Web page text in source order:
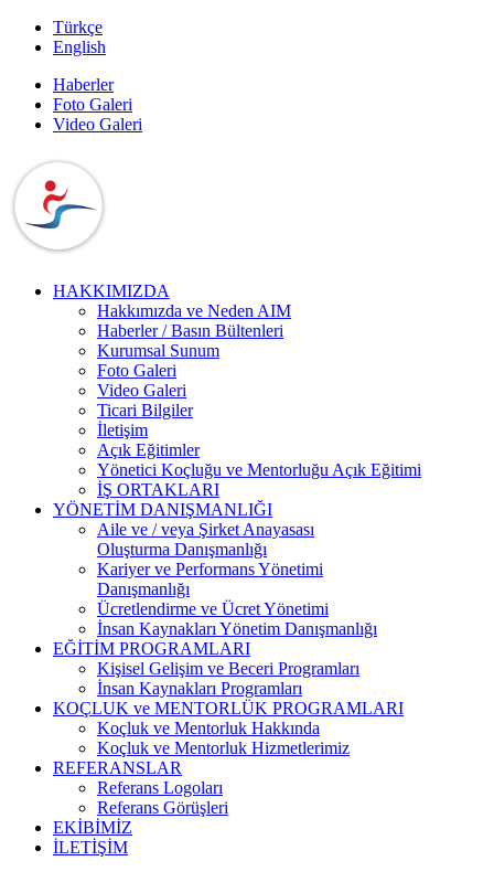
Türkçe
English
Haberler
Foto Galeri
Video Galeri
HAKKIMIZDA
Hakkımızda ve Neden AIM
Haberler / Basın Bültenleri
Kurumsal Sunum
Foto Galeri
Video Galeri
Ticari Bilgiler
İletişim
Açık Eğitimler
Yönetici Koçluğu ve Mentorluğu Açık Eğitimi
İŞ ORTAKLARI
YÖNETİM DANIŞMANLIĞI
Aile ve / veya Şirket Anayasası
Oluşturma Danışmanlığı
Kariyer ve Performans Yönetimi
Danışmanlığı
Ücretlendirme ve Ücret Yönetimi
İnsan Kaynakları Yönetim Danışmanlığı
EĞİTİM PROGRAMLARI
Kişisel Gelişim ve Beceri Programları
İnsan Kaynakları Programları
KOÇLUK ve MENTORLÜK PROGRAMLARI
Koçluk ve Mentorluk Hakkında
Koçluk ve Mentorluk Hizmetlerimiz
REFERANSLAR
Referans Logoları
Referans Görüşleri
EKİBİMİZ
İLETİŞİM